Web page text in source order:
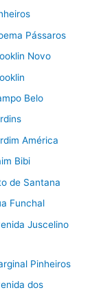
Pássaros
Novo
Belo
América
Bibi
de Santana
Funchal
Juscelino
Pinheiros
dos